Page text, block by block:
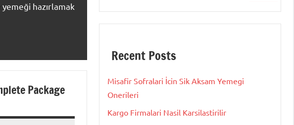
hazırlamak
Package
Recent Posts
Misafir Sofralari İcin Sik Aksam Yemegi
Onerileri
Kargo Firmalari Nasil Karsilastirilir